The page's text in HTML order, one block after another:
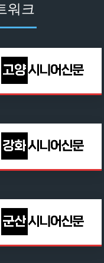
워크